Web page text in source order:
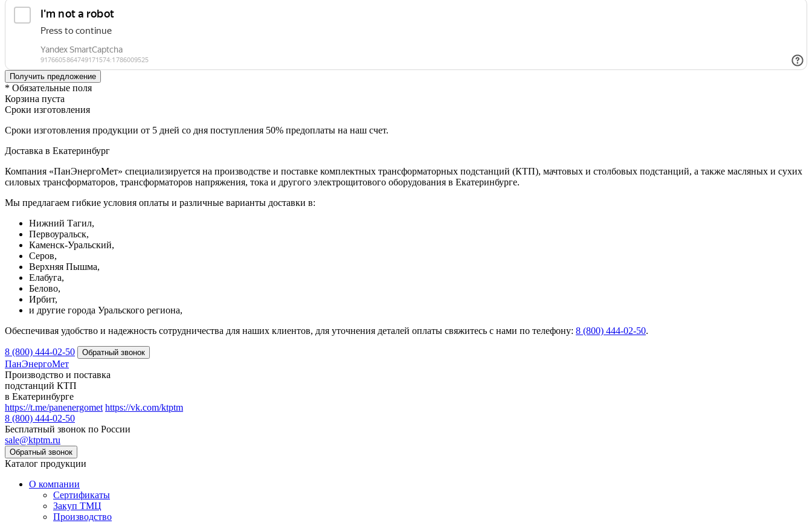
* Обязательные поля
Корзина пуста
Сроки изготовления
Сроки изготовления продукции от 5 дней со дня поступления 50% предоплаты на наш счет.
Доставка в Екатеринбург
Компания «ПанЭнергоМет» специализируется на производстве и поставке комплектных трансформаторных подстанций (КТП), мачтовых и столбовых подстанций, а также масляных и сухих
силовых трансформаторов, трансформаторов напряжения, тока и другого электрощитового оборудования в Екатеринбурге.
Мы предлагаем гибкие условия оплаты и различные варианты доставки в:
Нижний Тагил,
Первоуральск,
Каменск-Уральский,
Серов,
Верхняя Пышма,
Елабуга,
Белово,
Ирбит,
и другие города Уральского региона,
Обеспечивая удобство и надежность сотрудничества для наших клиентов, для уточнения деталей оплаты свяжитесь с нами по телефону: 8 (800) 444-02-50.
8 (800) 444-02-50
ПанЭнергоМет
Производство и поставка
подстанций КТП
в Екатеринбурге
https://t.me/panenergomet https://vk.com/ktptm
8 (800) 444-02-50
Бесплатный звонок по России
sale@ktptm.ru
Каталог продукции
О компании
Сертификаты
Закуп ТМЦ
Производство